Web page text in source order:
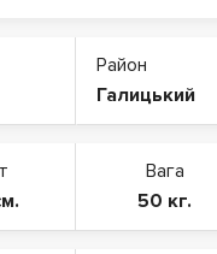
Район
Галицький
Вага
50 кг.